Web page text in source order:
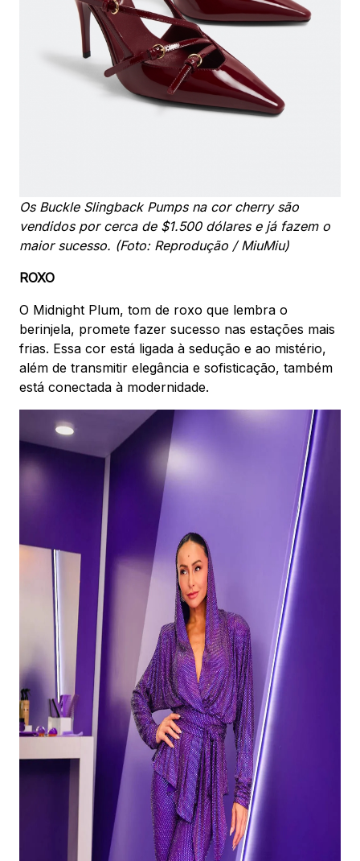
Os Buckle Slingback Pumps na cor cherry são
vendidos por cerca de $1.500 dólares e já fazem o
maior sucesso. (Foto: Reprodução / MiuMiu)
ROXO
O Midnight Plum, tom de roxo que lembra o
berinjela, promete fazer sucesso nas estações mais
frias. Essa cor está ligada à sedução e ao mistério,
além de transmitir elegância e sofisticação, também
está conectada à modernidade.